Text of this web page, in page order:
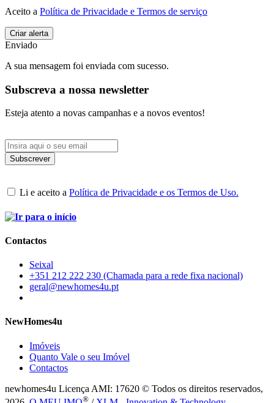
Aceito a Política de Privacidade e Termos de serviço
Enviado
A sua mensagem foi enviada com sucesso.
Subscreva a nossa newsletter
Esteja atento a novas campanhas e a novos eventos!
Li e aceito a Política de Privacidade e os Termos de Uso.
Contactos
Seixal
+351 212 222 230 (Chamada para a rede fixa nacional)
geral@newhomes4u.pt
NewHomes4u
Imóveis
Quanto Vale o seu Imóvel
Contactos
newhomes4u Licença AMI: 17620 © Todos os direitos reservados,
®